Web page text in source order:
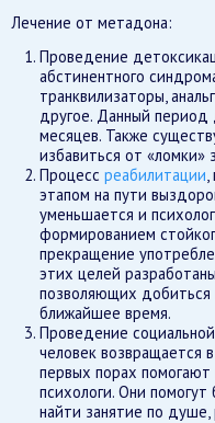
Лечение от метадона:
Проведение
абстинентного
транквилизаторы,
другое. Данный период
месяцев. Также
избавиться от «ломки»
Процесс реабилитации
этапом на пути
уменьшается и
формированием
прекращение
этих целей
позволяющих
ближайшее время.
Проведение
человек возвращается
первых порах
психологи. Они
найти занятие по душе,